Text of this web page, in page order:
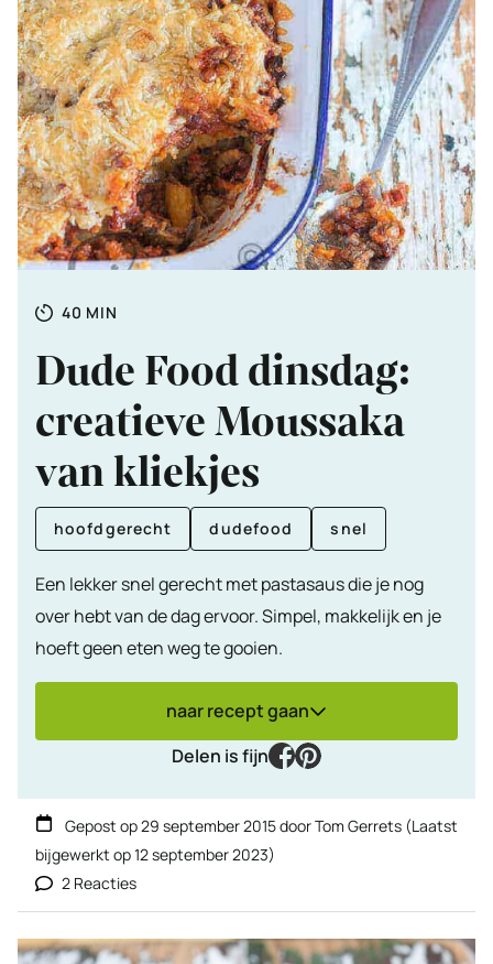
Totale
40 MINUTEN
MIN
Dude Food dinsdag:
creatieve Moussaka
van kliekjes
hoofdgerecht dudefood snel
Een lekker snel gerecht met pastasaus die je nog
over hebt van de dag ervoor. Simpel, makkelijk en je
hoeft geen eten weg te gooien.
naar recept gaan
Delen is fijn
facebook
pinterest
Gepost op29 september 2015doorTom Gerrets (Laatst
bijgewerkt op12 september 2023)
2 Reacties